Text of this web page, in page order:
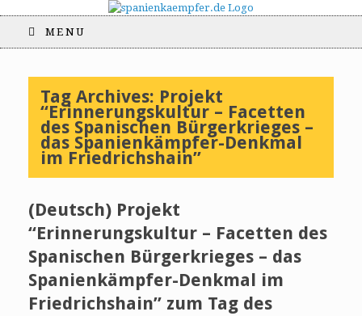
MENU
Tag Archives: Projekt
“Erinnerungskultur – Facetten
des Spanischen Bürgerkrieges –
das Spanienkämpfer-Denkmal
im Friedrichshain”
(Deutsch) Projekt
“Erinnerungskultur – Facetten des
Spanischen Bürgerkrieges – das
Spanienkämpfer-Denkmal im
Friedrichshain” zum Tag des